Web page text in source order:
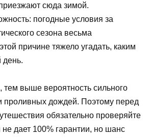
сюда зимой.
погодные условия за
сезона весьма
причине тяжело угадать, каким
день.
тем выше вероятность сильного
проливных дождей. Поэтому перед
обязательно проверяйте
не дает 100% гарантии, но шанс